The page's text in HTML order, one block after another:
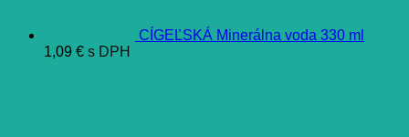
CÍGEĽSKÁ Minerálna voda 330 ml
1,09 € s DPH